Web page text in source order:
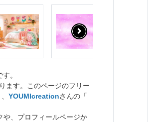
。
ます。このページのフリー
YOUMIcreationさんの「
や、プロフィールページか